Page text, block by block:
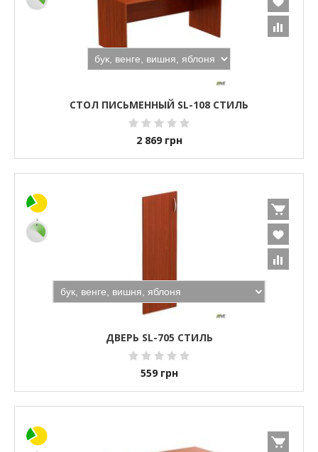
СТОЛ ПИСЬМЕННЫЙ SL-108 СТИЛЬ
2 869 грн
ДВЕРЬ SL-705 СТИЛЬ
559 грн